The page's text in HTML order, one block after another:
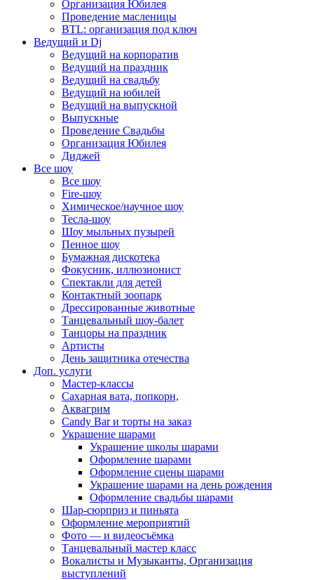
Организация Юбилея
Проведение масленицы
BTL: организация под ключ
Ведущий и Dj
Ведущий на корпоратив
Ведущий на праздник
Ведущий на свадьбу
Ведущий на юбилей
Ведущий на выпускной
Выпускные
Проведение Свадьбы
Организация Юбилея
Диджей
Все шоу
Все шоу
Fire-шоу
Химическое/научное шоу
Тесла-шоу
Шоу мыльных пузырей
Пенное шоу
Бумажная дискотека
Фокусник, иллюзионист
Спектакли для детей
Контактный зоопарк
Дрессированные животные
Танцевальный шоу-балет
Танцоры на праздник
Артисты
День защитника отечества
Доп. услуги
Мастер-классы
Сахарная вата, попкорн,
Аквагрим
Candy Bar и торты на заказ
Украшение шарами
Украшение школы шарами
Оформление шарами
Оформление сцены шарами
Украшение шарами на день рождения
Оформление свадьбы шарами
Шар-сюрприз и пиньята
Оформление мероприятий
Фото — и видеосъёмка
Танцевальный мастер класс
Вокалисты и Музыканты, Организация
выступлений